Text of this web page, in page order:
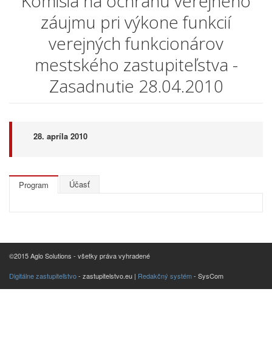
záujmu pri výkone funkcií
verejných funkcionárov
mestského zastupiteľstva -
Zasadnutie 28.04.2010
28. apríla 2010
Program Účasť
©2015 Aglo Solutions - všetky práva vyhradené
Digitálne zastupiteľstvo- zastupitelstvo.eu | Redakčný systém- SysCom